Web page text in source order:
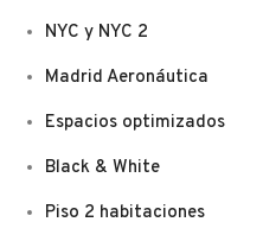
NYC y NYC 2
Madrid Aeronáutica
Espacios optimizados
Black & White
Piso 2 habitaciones